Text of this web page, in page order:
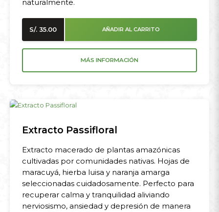
naturalmente.
S/. 35.00 AÑADIR AL CARRITO
MÁS INFORMACIÓN
Extracto Passifloral
Extracto macerado de plantas amazónicas
cultivadas por comunidades nativas. Hojas de
maracuyá, hierba luisa y naranja amarga
seleccionadas cuidadosamente. Perfecto para
recuperar calma y tranquilidad aliviando
nerviosismo, ansiedad y depresión de manera